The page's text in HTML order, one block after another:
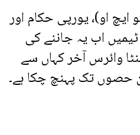
او)، یورپی حکام اور
اب یہ جاننے کی
وائرس آخر کہاں سے
حصوں تک پہنچ چکا ہے۔